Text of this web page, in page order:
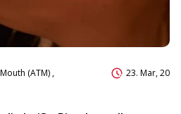
(ATM) ,
23. Mar, 2026